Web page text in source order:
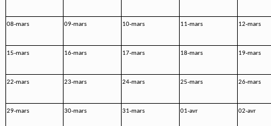
08-mars 09-mars 10-mars 11-mars 12-mars
15-mars 16-mars 17-mars 18-mars 19-mars
22-mars 23-mars 24-mars 25-mars 26-mars
29-mars 30-mars 31-mars 01-avr 02-avr